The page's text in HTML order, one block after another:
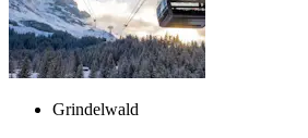
Grindelwald